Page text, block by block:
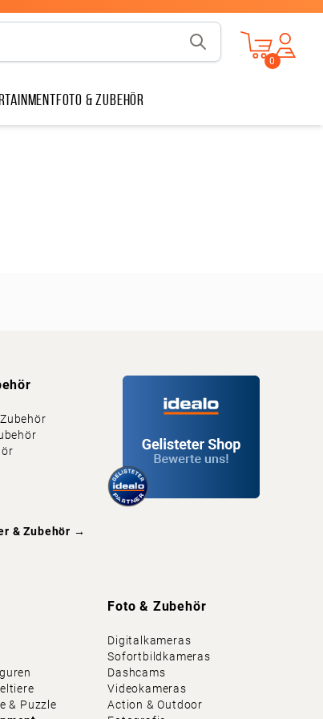
0
Foto & Zubehör
& Zubehör →
& Puzzle
Foto & Zubehör
Digitalkameras
Sofortbildkameras
Dashcams
Videokameras
Action & Outdoor